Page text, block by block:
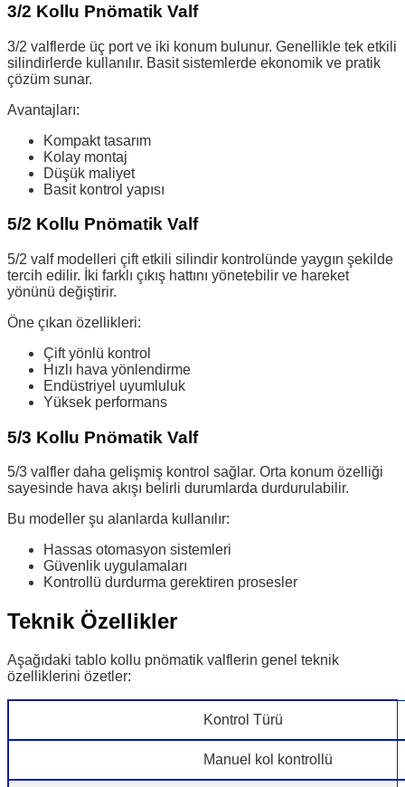
3/2 Kollu Pnömatik Valf
3/2 valflerde üç port ve iki konum bulunur. Genellikle tek etkili
silindirlerde kullanılır. Basit sistemlerde ekonomik ve pratik
çözüm sunar.
Avantajları:
Kompakt tasarım
Kolay montaj
Düşük maliyet
Basit kontrol yapısı
5/2 Kollu Pnömatik Valf
5/2 valf modelleri çift etkili silindir kontrolünde yaygın şekilde
tercih edilir. İki farklı çıkış hattını yönetebilir ve hareket
yönünü değiştirir.
Öne çıkan özellikleri:
Çift yönlü kontrol
Hızlı hava yönlendirme
Endüstriyel uyumluluk
Yüksek performans
5/3 Kollu Pnömatik Valf
5/3 valfler daha gelişmiş kontrol sağlar. Orta konum özelliği
sayesinde hava akışı belirli durumlarda durdurulabilir.
Bu modeller şu alanlarda kullanılır:
Hassas otomasyon sistemleri
Güvenlik uygulamaları
Kontrollü durdurma gerektiren prosesler
Teknik Özellikler
Aşağıdaki tablo kollu pnömatik valflerin genel teknik
özelliklerini özetler:
Kontrol Türü
Manuel kol kontrollü